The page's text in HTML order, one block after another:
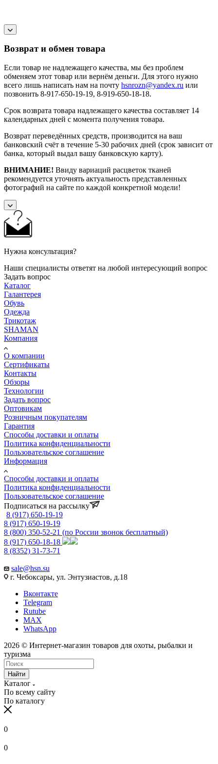
Возврат и обмен товара
Если товар не надлежащего качества, мы без проблем
обменяем этот товар или вернём деньги. Для этого нужно
всего лишь написать нам на почту hsnrozn@yandex.ru или
позвонить 8-917-650-19-19, 8-919-650-18-18.
Срок возврата товара надлежащего качества составляет 14
календарных дней с момента получения товара.
Возврат переведённых средств, производится на ваш
банковский счёт в течение 5-30 рабочих дней (срок зависит от
банка, который выдал вашу банковскую карту).
ВНИМАНИЕ! Ввиду вариаций расцветок тканей
рекомендуется уточнять актуальность представленных
фотографий на сайте по каждой конкретной модели!
Нужна консультация?
Наши специалисты ответят на любой интересующий вопрос
Задать вопрос
Каталог
Галантерея
Обувь
Одежда
Трикотаж
SHAMAN
Компания
О компании
Сертификаты
Контакты
Обзоры
Технологии
Задать вопрос
Оптовикам
Розничным покупателям
Гарантия
Способы доставки и оплаты
Политика конфиденциальности
Пользовательское соглашение
Информация
Способы доставки и оплаты
Политика конфиденциальности
Пользовательское соглашение
Подписаться на рассылку
8 (917) 650-19-19
8 (917) 650-19-19
8 (800) 350-52-21 (по России звонок бесплатный)
8 (917) 650-18-18
8 (8352) 31-73-71
sale@hsn.su
г. Чебоксары, ул. Энтузиастов, д.18
Вконтакте
Telegram
Rutube
MAX
WhatsApp
2026 © Интернет-магазин товаров для охоты, рыбалки и
туризма
Найти
Каталог
По всему сайту
По каталогу
0
0